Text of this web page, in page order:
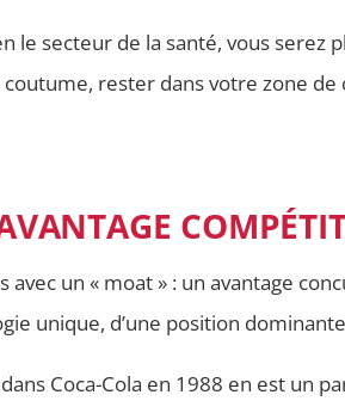
le secteur de la santé, vous
coutume, rester dans votre zone
un « moat » : un avantage
unique, d’une position
Coca-Cola en 1988 en est un